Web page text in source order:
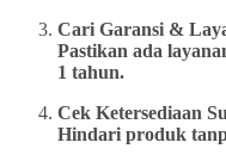
Cari Garansi &
Pastikan ada
1 tahun.
Cek Ketersediaan
Hindari produk